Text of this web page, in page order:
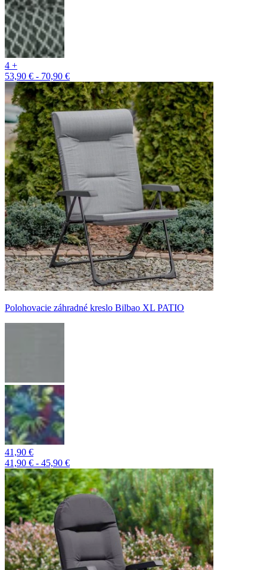
4 +
53,90 € - 70,90 €
Polohovacie záhradné kreslo Bilbao XL PATIO
41,90 €
41,90 € - 45,90 €